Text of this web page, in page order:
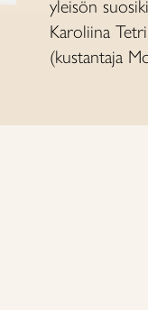
yleisön
Karoliina
(kustantaja